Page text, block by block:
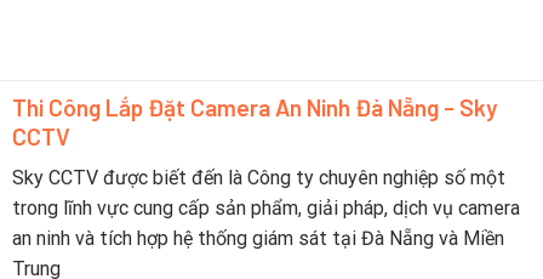
thoại
dưới
2
Thi Công Lắp Đặt Camera An Ninh Đà Nẵng - Sky
CCTV
Sky CCTV được biết đến là Công ty chuyên nghiệp số một
trong lĩnh vực cung cấp sản phẩm, giải pháp, dịch vụ camera
an ninh và tích hợp hệ thống giám sát tại Đà Nẵng và Miền
Trung